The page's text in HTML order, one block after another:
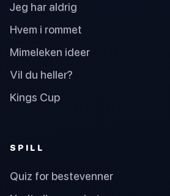
Jeg har aldrig
Hvem i rommet
Mimeleken ideer
Vil du heller?
Kings Cup
SPILL
Quiz for bestevenner